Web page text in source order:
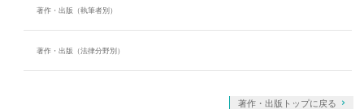
著作・出版（執筆者別）
著作・出版（法律分野別）
著作・出版トップに戻る